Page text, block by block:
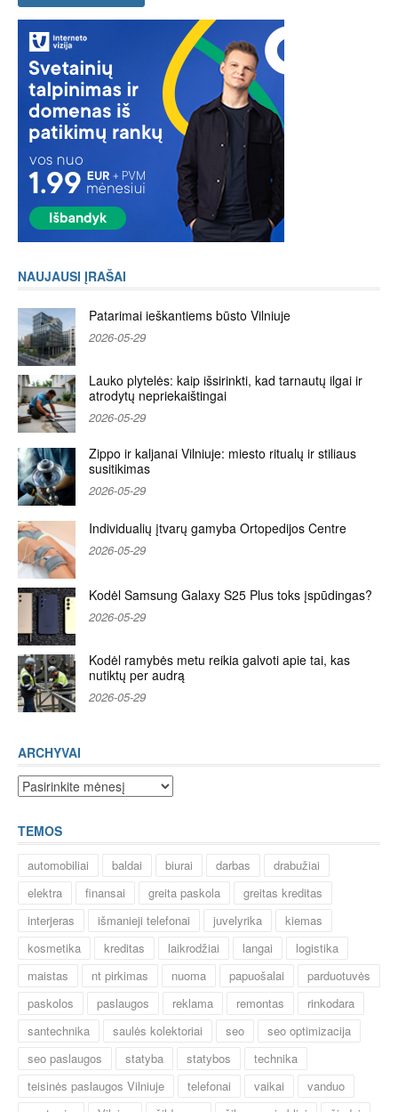
NAUJAUSI ĮRAŠAI
Patarimai ieškantiems būsto Vilniuje
2026-05-29
Lauko plytelės: kaip išsirinkti, kad tarnautų ilgai ir
atrodytų nepriekaištingai
2026-05-29
Zippo ir kaljanai Vilniuje: miesto ritualų ir stiliaus
susitikimas
2026-05-29
Individualių įtvarų gamyba Ortopedijos Centre
2026-05-29
Kodėl Samsung Galaxy S25 Plus toks įspūdingas?
2026-05-29
Kodėl ramybės metu reikia galvoti apie tai, kas
nutiktų per audrą
2026-05-29
ARCHYVAI
Archyvai
TEMOS
automobiliai baldai biurai darbas
drabužiai
elektra
finansai greita paskola
greitas kreditas
interjeras
išmanieji telefonai juvelyrika
kiemas
kosmetika
kreditas laikrodžiai langai
logistika
maistas
nt pirkimas nuoma papuošalai
parduotuvės
paskolos
paslaugos reklama remontas
rinkodara
santechnika
saulės kolektoriai seo
seo optimizacija
seo paslaugos
statyba statybos
technika
teisinės paslaugos Vilniuje
telefonai vaikai
vanduo